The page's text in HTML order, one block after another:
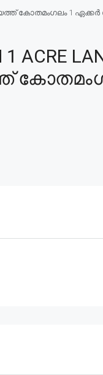
പഞ്ചായത്ത് കോതമംഗലം 1
ACRE